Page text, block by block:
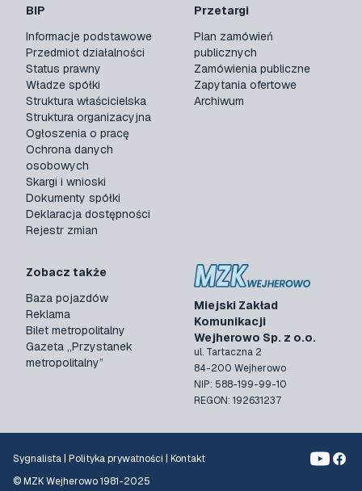
Miejski Zakład
Komunikacji
Wejherowo Sp. z o.o.
ul. Tartaczna 2
84-200 Wejherowo
NIP: 588-199-99-10
REGON: 192631237
BIP
Informacje podstawowe
Przedmiot działalności
Status prawny
Władze spółki
Struktura właścicielska
Struktura organizacyjna
Ogłoszenia o pracę
Ochrona danych
osobowych
Skargi i wnioski
Dokumenty spółki
Deklaracja dostępności
Rejestr zmian
Przetargi
Plan zamówień
publicznych
Zamówienia publiczne
Zapytania ofertowe
Archiwum
Zobacz także
Baza pojazdów
Reklama
Bilet metropolitalny
Gazeta „Przystanek
metropolitalny”
Sygnalista Polityka prywatności
Kontakt
© MZK Wejherowo 1981-2025